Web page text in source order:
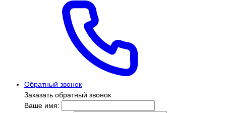
Обратный звонок
Заказать обратный звонок
Ваше имя: